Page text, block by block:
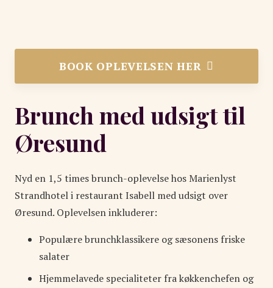
BOOK OPLEVELSEN HER
Brunch med udsigt til
Øresund
Nyd en 1,5 times brunch-oplevelse hos Marienlyst
Strandhotel i restaurant Isabell med udsigt over
Øresund. Oplevelsen inkluderer:
Populære brunchklassikere og sæsonens friske
salater
Hjemmelavede specialiteter fra køkkenchefen og